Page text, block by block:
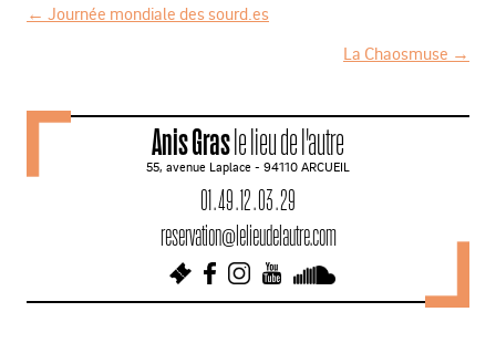
v
g
o
← Journée mondiale des sourd.es
La Chaosmuse →
Anis Grasle lieu de l'autre
55, avenue Laplace - 94110 ARCUEIL
01 . 49 . 12 . 03 . 29
reservation@lelieudelautre.com